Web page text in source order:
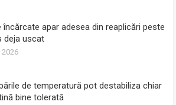
încărcate apar adesea din reaplicări peste
deja uscat
2026
de temperatură pot destabiliza chiar
bine tolerată